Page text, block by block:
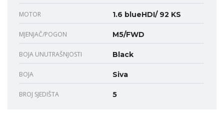
MOTOR 1.6 blueHDI/ 92 KS
MJENJAČ/POGON M5/FWD
BOJA UNUTRAŠNJOSTI Black
BOJA Siva
BROJ SJEDIŠTA 5